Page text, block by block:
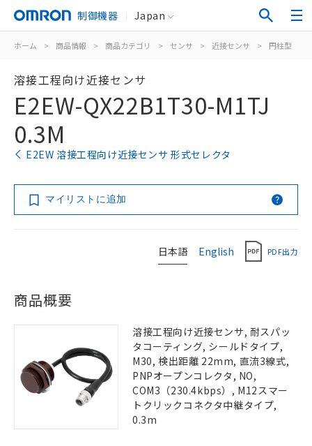
制御機器 Japan
ホーム > 商品情報 > 商品カテゴリ > センサ > 近接センサ > 円柱型
溶接工程向け近接センサ
E2EW-QX22B1T30-M1TJ
0.3M
E2EW 溶接工程向け近接センサ 形式セレクタ
マイリストに追加
日本語 English PDF出力
商品概要
溶接工程向け近接センサ, 耐スパッ
タコーティング, シールドタイプ,
M30, 検出距離 22mm, 直流3線式,
PNPオープンコレクタ, NO,
COM3（230.4kbps）, M12スマー
トクリックコネクタ中継タイプ,
0.3m